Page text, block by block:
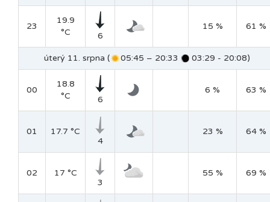
23
19.9
°C
6
15 % 61 %
úterý 11. srpna ( 05:45 – 20:33 03:29 - 20:08)
00
18.8
°C
6
6 % 63 %
01
17.7 °C
4
23 % 64 %
02
17 °C
3
55 % 69 %